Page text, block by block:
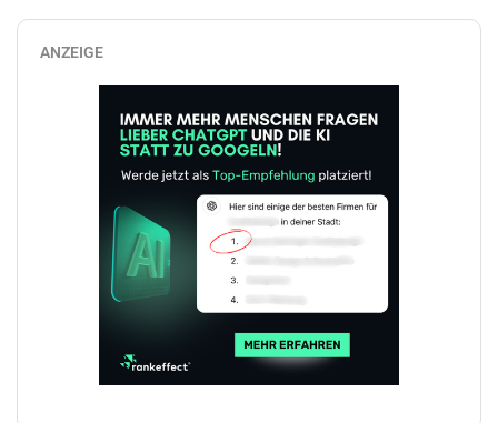
ANZEIGE